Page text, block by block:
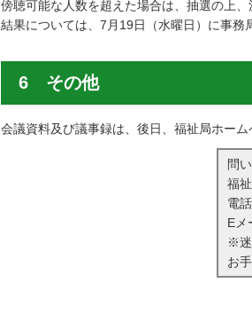
傍聴可能な人数を超えた場合は、抽選の上、
結果については、7月19日（水曜日）に事務
6 その他
会議資料及び議事録は、後日、福祉局ホーム
問
福
電
E
※迷
お